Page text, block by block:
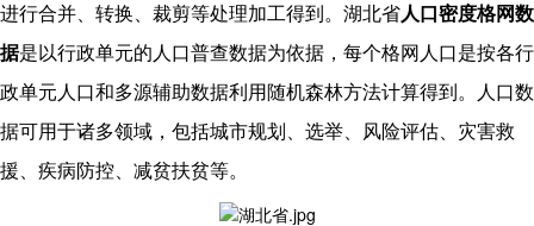
进行合并、转换、裁剪等处理加工得到。 湖北省人口密度格网数
据是以行政单元的人口普查数据为依据，每个格网人口是按各行
政单元人口和多源辅助数据利用随机森林方法计算得到。人口数
据可用于诸多领域，包括城市规划、选举、风险评估、灾害救
援、疾病防控、减贫扶贫等。